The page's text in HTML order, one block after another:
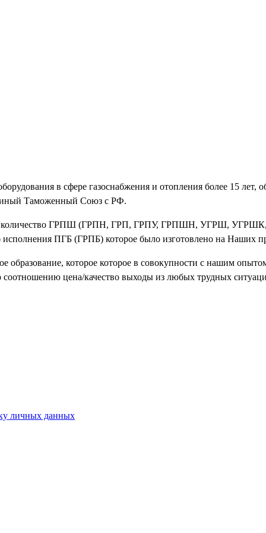
в сфере газоснабжения и отопления более 15 лет,
Таможенный Союз с РФ.
количество ГРПШ (ГРПН, ГРП, ГРПУ, ГРПШН, УГРШ,
ПГБ (ГРПБ) которое было изготовлено на Наших
которое которое в совокупности с нашим
цена/качество выходы из любых трудных
личных данных